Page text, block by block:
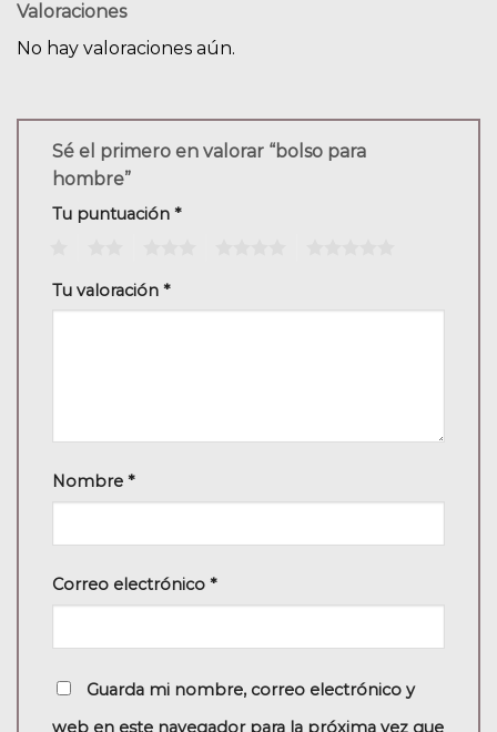
Valoraciones
No hay valoraciones aún.
Sé el primero en valorar “bolso para
hombre”
Tu puntuación *
Tu valoración *
Nombre *
Correo electrónico *
Guarda mi nombre, correo electrónico y
web en este navegador para la próxima vez que